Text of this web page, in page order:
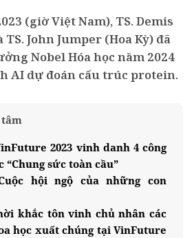
(giờ Việt Nam), TS. Demis
John Jumper (Hoa Kỳ) đã
Nobel Hóa học năm 2024
AI dự đoán cấu trúc protein.
tâm
2023 vinh danh 4 công
sức toàn cầu”
hội ngộ của những con
khắc tôn vinh chủ nhân các
học xuất chúng tại VinFuture